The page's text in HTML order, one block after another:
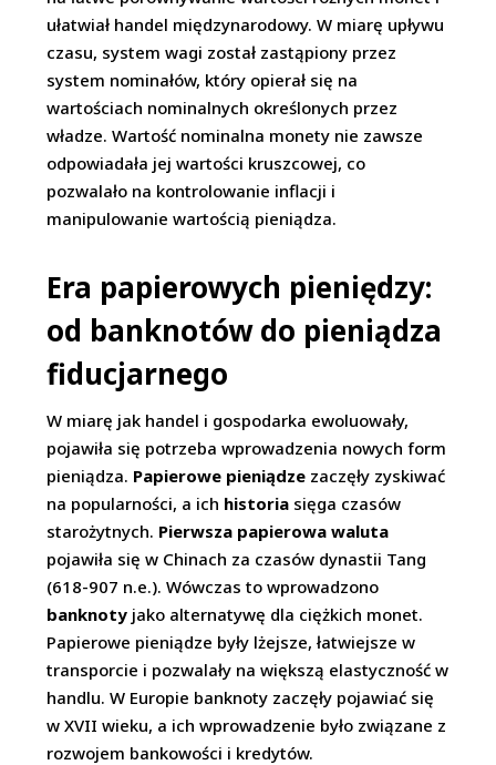
ułatwiał handel międzynarodowy. W miarę upływu
czasu, system wagi został zastąpiony przez
system nominałów, który opierał się na
wartościach nominalnych określonych przez
władze. Wartość nominalna monety nie zawsze
odpowiadała jej wartości kruszcowej, co
pozwalało na kontrolowanie inflacji i
manipulowanie wartością pieniądza.
Era papierowych pieniędzy:
od banknotów do pieniądza
fiducjarnego
W miarę jak handel i gospodarka ewoluowały,
pojawiła się potrzeba wprowadzenia nowych form
pieniądza. Papierowe pieniądze zaczęły zyskiwać
na popularności, a ich historia sięga czasów
starożytnych. Pierwsza papierowa waluta
pojawiła się w Chinach za czasów dynastii Tang
(618-907 n.e.). Wówczas to wprowadzono
banknoty jako alternatywę dla ciężkich monet.
Papierowe pieniądze były lżejsze, łatwiejsze w
transporcie i pozwalały na większą elastyczność w
handlu. W Europie banknoty zaczęły pojawiać się
w XVII wieku, a ich wprowadzenie było związane z
rozwojem bankowości i kredytów.